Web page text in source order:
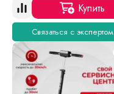
Купить
Связаться с экспертом